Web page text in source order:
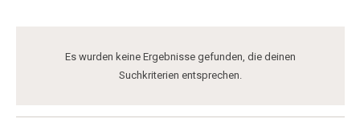
Es wurden keine Ergebnisse gefunden, die deinen
Suchkriterien entsprechen.